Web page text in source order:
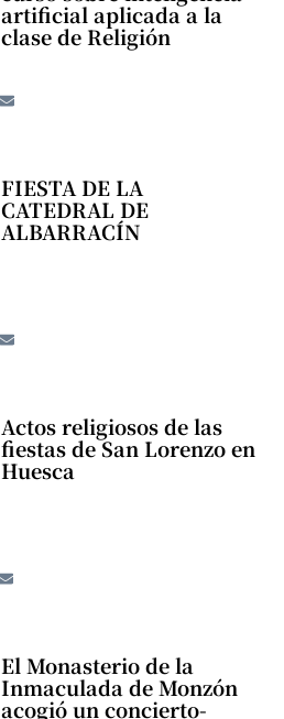
artificial aplicada a la
clase de Religión
FIESTA DE LA
CATEDRAL DE
ALBARRACÍN
Actos religiosos de las
fiestas de San Lorenzo en
Huesca
El Monasterio de la
Inmaculada de Monzón
acogió un concierto-